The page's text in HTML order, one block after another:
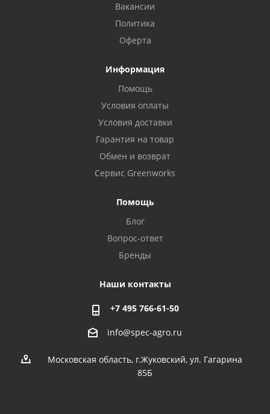
Вакансии
Политика
Оферта
Информация
Помощь
Условия оплаты
Условия доставки
Гарантия на товар
Обмен и возврат
Сервис Greenworks
Помощь
Блог
Вопрос-ответ
Бренды
Наши контакты
+7 495 766-61-50
info@spec-agro.ru
Московская область, г.Жуковский, ул. Гагарина
85Б